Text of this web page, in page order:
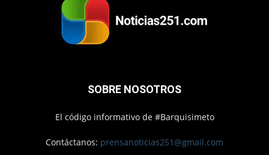
SOBRE NOSOTROS
El código informativo de #Barquisimeto
Contáctanos: prensanoticias251@gmail.com